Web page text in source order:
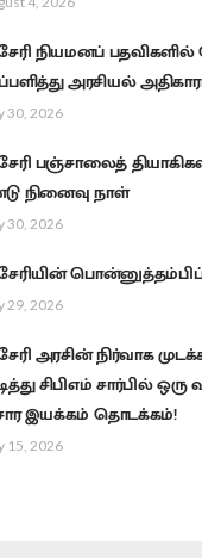
நியமனப்
அரசியல்
30, 2026
பஞ்சாலைத்
நினைவு நாள்
30, 2026
29, 2026
அரசின் நிர்வாக
சிபிஎம் சார்பில் ஒரு
இயக்கம் தொடக்கம்!
15, 2026